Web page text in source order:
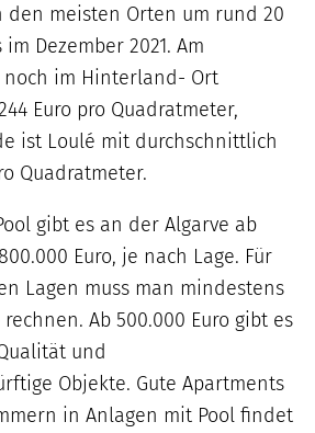
den meisten Orten um rund 20
Dezember 2021. Am
noch im Hinterland- Ort
Euro pro Quadratmeter,
ist Loulé mit durchschnittlich
Quadratmeter.
gibt es an der Algarve ab
Euro, je nach Lage. Für
Lagen muss man mindestens
Ab 500.000 Euro gibt es
und
Objekte. Gute Apartments
in Anlagen mit Pool findet